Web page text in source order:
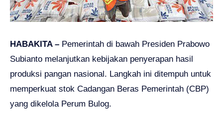
HABAKITA – Pemerintah di bawah Presiden Prabowo
Subianto melanjutkan kebijakan penyerapan hasil
produksi pangan nasional. Langkah ini ditempuh untuk
memperkuat stok Cadangan Beras Pemerintah (CBP)
yang dikelola Perum Bulog.